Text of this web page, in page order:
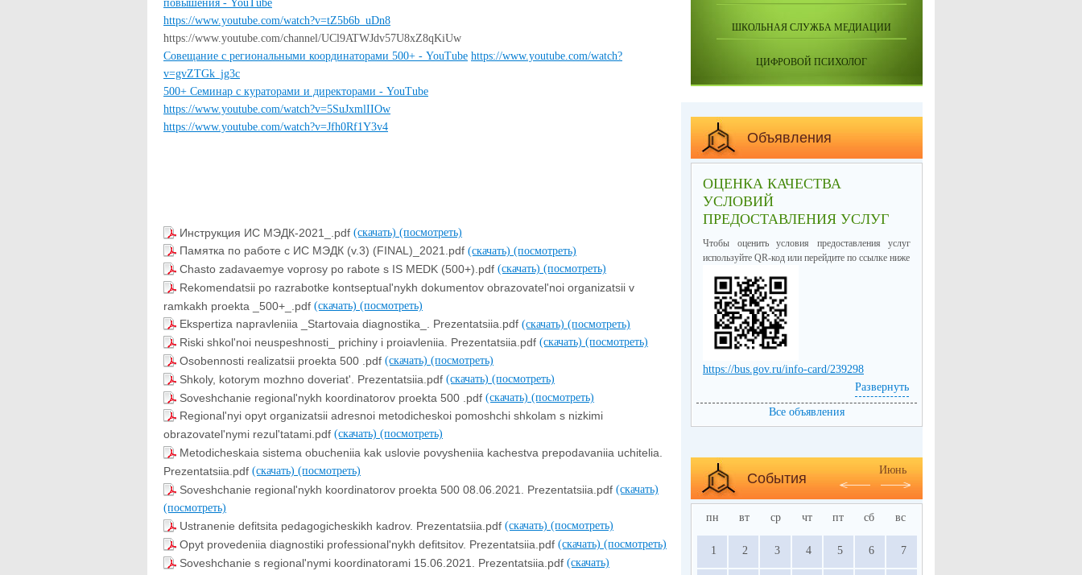
повышения - YouTube
https://www.youtube.com/watch?v=tZ5b6b_uDn8
https://www.youtube.com/channel/UCl9ATWJdv57U8xZ8qKiUw
Совещание с региональными координаторами 500+ - YouTube https://www.youtube.com/watch?
v=gvZTGk_jg3c
500+ Семинар с кураторами и директорами - YouTube
https://www.youtube.com/watch?v=5SuJxmlIIOw
https://www.youtube.com/watch?v=Jfh0Rf1Y3v4
Инструкция ИС МЭДК-2021_.pdf (скачать) (посмотреть)
Памятка по работе с ИС МЭДК (v.3) (FINAL)_2021.pdf (скачать) (посмотреть)
Chasto zadavaemye voprosy po rabote s IS MEDK (500+).pdf (скачать) (посмотреть)
Rekomendatsii po razrabotke kontseptual'nykh dokumentov obrazovatel'noi organizatsii v
ramkakh proekta _500+_.pdf (скачать) (посмотреть)
Ekspertiza napravleniia _Startovaia diagnostika_. Prezentatsiia.pdf (скачать) (посмотреть)
Riski shkol'noi neuspeshnosti_ prichiny i proiavleniia. Prezentatsiia.pdf (скачать) (посмотреть)
Osobennosti realizatsii proekta 500 .pdf (скачать) (посмотреть)
Shkoly, kotorym mozhno doveriat'. Prezentatsiia.pdf (скачать) (посмотреть)
Soveshchanie regional'nykh koordinatorov proekta 500 .pdf (скачать) (посмотреть)
Regional'nyi opyt organizatsii adresnoi metodicheskoi pomoshchi shkolam s nizkimi
obrazovatel'nymi rezul'tatami.pdf (скачать) (посмотреть)
Metodicheskaia sistema obucheniia kak uslovie povysheniia kachestva prepodavaniia uchitelia.
Prezentatsiia.pdf (скачать) (посмотреть)
Soveshchanie regional'nykh koordinatorov proekta 500 08.06.2021. Prezentatsiia.pdf (скачать)
(посмотреть)
Ustranenie defitsita pedagogicheskikh kadrov. Prezentatsiia.pdf (скачать) (посмотреть)
Opyt provedeniia diagnostiki professional'nykh defitsitov. Prezentatsiia.pdf (скачать) (посмотреть)
Soveshchanie s regional'nymi koordinatorami 15.06.2021. Prezentatsiia.pdf (скачать)
ШКОЛЬНАЯ СЛУЖБА МЕДИАЦИИ
ЦИФРОВОЙ ПСИХОЛОГ
Объявления
ОЦЕНКА КАЧЕСТВА
УСЛОВИЙ
ПРЕДОСТАВЛЕНИЯ УСЛУГ
Чтобы оценить условия предоставления услуг
используйте QR-код или перейдите по ссылке ниже
https://bus.gov.ru/info-card/239298
Развернуть
Все объявления
События
Июнь
пн вт ср чт пт сб вс
1 2 3 4 5 6 7